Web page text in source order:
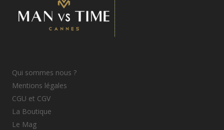
Qui sommes nous ?
Mentions légales
CGU et CGV
La Boutique
Le Mag